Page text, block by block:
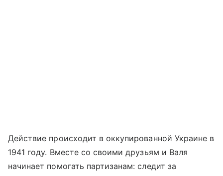
Действие происходит в оккупированной Украине в
1941 году. Вместе со своими друзьям и Валя
начинает помогать партизанам: следит за